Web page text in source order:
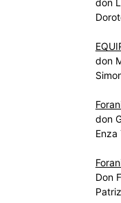
don
don
Enza
Don